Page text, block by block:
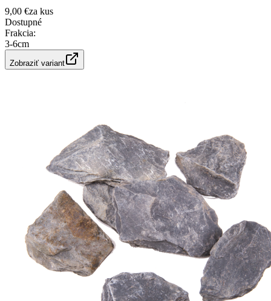
9,00 €za kus
Dostupné
Frakcia:
3-6cm
Zobraziť variant